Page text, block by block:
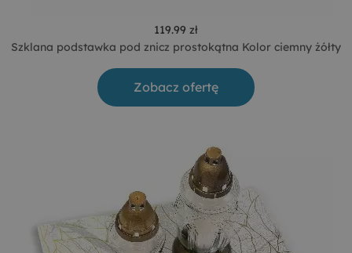
119.99 zł
Szklana podstawka pod znicz prostokątna Kolor ciemny żółty
Zobacz ofertę